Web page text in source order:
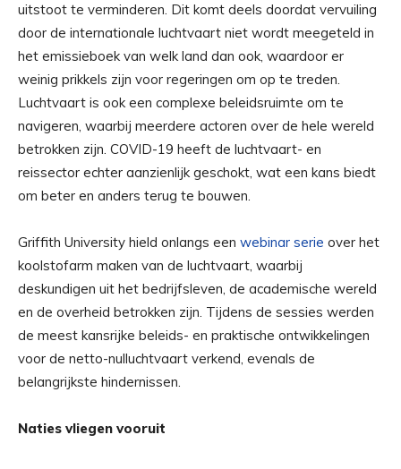
uitstoot te verminderen. Dit komt deels doordat vervuiling
door de internationale luchtvaart niet wordt meegeteld in
het emissieboek van welk land dan ook, waardoor er
weinig prikkels zijn voor regeringen om op te treden.
Luchtvaart is ook een complexe beleidsruimte om te
navigeren, waarbij meerdere actoren over de hele wereld
betrokken zijn. COVID-19 heeft de luchtvaart- en
reissector echter aanzienlijk geschokt, wat een kans biedt
om beter en anders terug te bouwen.
Griffith University hield onlangs een webinar serie over het
koolstofarm maken van de luchtvaart, waarbij
deskundigen uit het bedrijfsleven, de academische wereld
en de overheid betrokken zijn. Tijdens de sessies werden
de meest kansrijke beleids- en praktische ontwikkelingen
voor de netto-nulluchtvaart verkend, evenals de
belangrijkste hindernissen.
Naties vliegen vooruit